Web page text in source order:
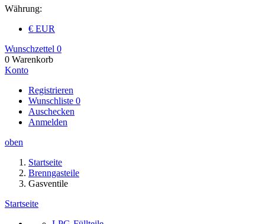
Währung:
€ EUR
Wunschzettel 0
0 Warenkorb
Konto
Registrieren
Wunschliste 0
Auschecken
Anmelden
oben
Startseite
Brenngasteile
Gasventile
Startseite